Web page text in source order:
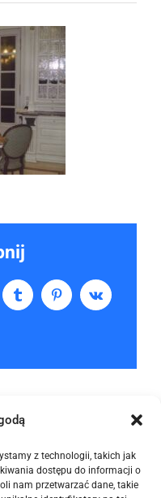
z technologii, takich jak
dostępu do informacji o
nam przetwarzać dane, takie
Tumblr PinterestVk